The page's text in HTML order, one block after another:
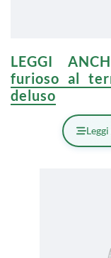
LEGGI
furioso al
deluso